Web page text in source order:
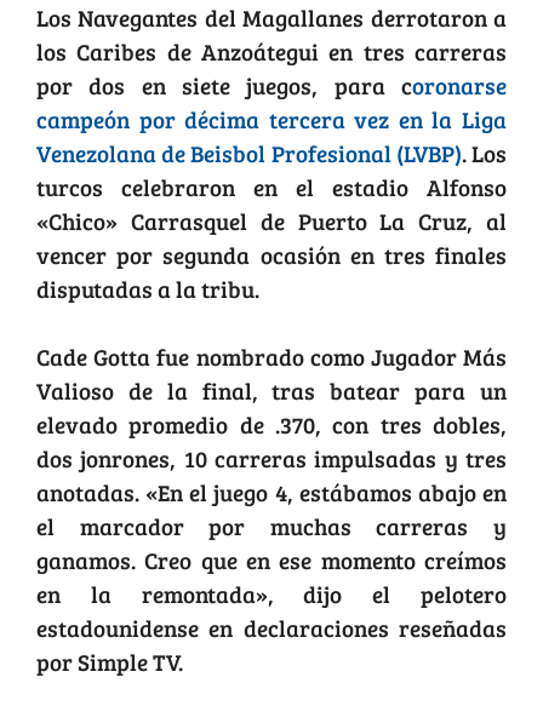
Los Navegantes del Magallanes derrotaron a
los Caribes de Anzoátegui en tres carreras
por dos en siete juegos, para coronarse
campeón por décima tercera vez en la Liga
Venezolana de Beisbol Profesional (LVBP). Los
turcos celebraron en el estadio Alfonso
«Chico» Carrasquel de Puerto La Cruz, al
vencer por segunda ocasión en tres finales
disputadas a la tribu.
Cade Gotta fue nombrado como Jugador Más
Valioso de la final, tras batear para un
elevado promedio de .370, con tres dobles,
dos jonrones, 10 carreras impulsadas y tres
anotadas. «En el juego 4, estábamos abajo en
el marcador por muchas carreras y
ganamos. Creo que en ese momento creímos
en la remontada», dijo el pelotero
estadounidense en declaraciones reseñadas
por Simple TV.